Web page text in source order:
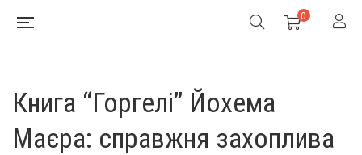
0
Книга “Горгелі” Йохема
Маєра: справжня захоплива